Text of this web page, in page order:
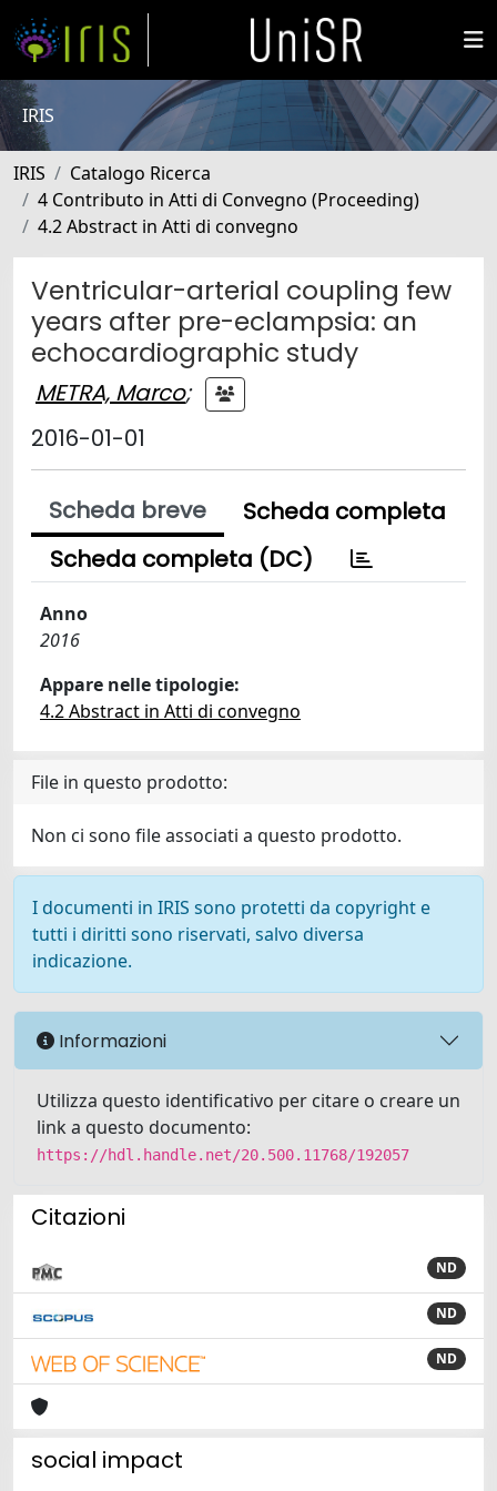
IRIS
IRIS
Catalogo Ricerca
4 Contributo in Atti di Convegno (Proceeding)
4.2 Abstract in Atti di convegno
Ventricular-arterial coupling few
years after pre-eclampsia: an
echocardiographic study
METRA, Marco;
2016-01-01
Scheda breve
Scheda completa
Scheda completa (DC)
Anno
2016
Appare nelle tipologie:
4.2 Abstract in Atti di convegno
File in questo prodotto:
Non ci sono file associati a questo prodotto.
I documenti in IRIS sono protetti da copyright e
tutti i diritti sono riservati, salvo diversa
indicazione.
Informazioni
Utilizza questo identificativo per citare o creare un
link a questo documento:
https://hdl.handle.net/20.500.11768/192057
Citazioni
ND
ND
ND
social impact